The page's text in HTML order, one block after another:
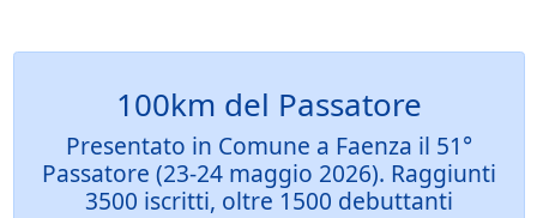
100km del Passatore
Presentato in Comune a Faenza il 51°
Passatore (23-24 maggio 2026). Raggiunti
3500 iscritti, oltre 1500 debuttanti